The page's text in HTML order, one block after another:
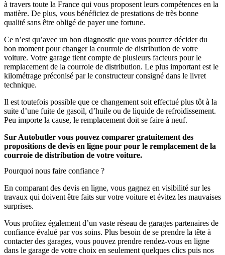
à travers toute la France qui vous proposent leurs compétences en la
matière. De plus, vous bénéficiez de prestations de très bonne
qualité sans être obligé de payer une fortune.
Ce n’est qu’avec un bon diagnostic que vous pourrez décider du
bon moment pour changer la courroie de distribution de votre
voiture. Votre garage tient compte de plusieurs facteurs pour le
remplacement de la courroie de distribution. Le plus important est le
kilométrage préconisé par le constructeur consigné dans le livret
technique.
Il est toutefois possible que ce changement soit effectué plus tôt à la
suite d’une fuite de gasoil, d’huile ou de liquide de refroidissement.
Peu importe la cause, le remplacement doit se faire à neuf.
Sur Autobutler vous pouvez comparer gratuitement des
propositions de devis en ligne pour pour le remplacement de la
courroie de distribution de votre voiture.
Pourquoi nous faire confiance ?
En comparant des devis en ligne, vous gagnez en visibilité sur les
travaux qui doivent être faits sur votre voiture et évitez les mauvaises
surprises.
Vous profitez également d’un vaste réseau de garages partenaires de
confiance évalué par vos soins. Plus besoin de se prendre la tête à
contacter des garages, vous pouvez prendre rendez-vous en ligne
dans le garage de votre choix en seulement quelques clics puis nos